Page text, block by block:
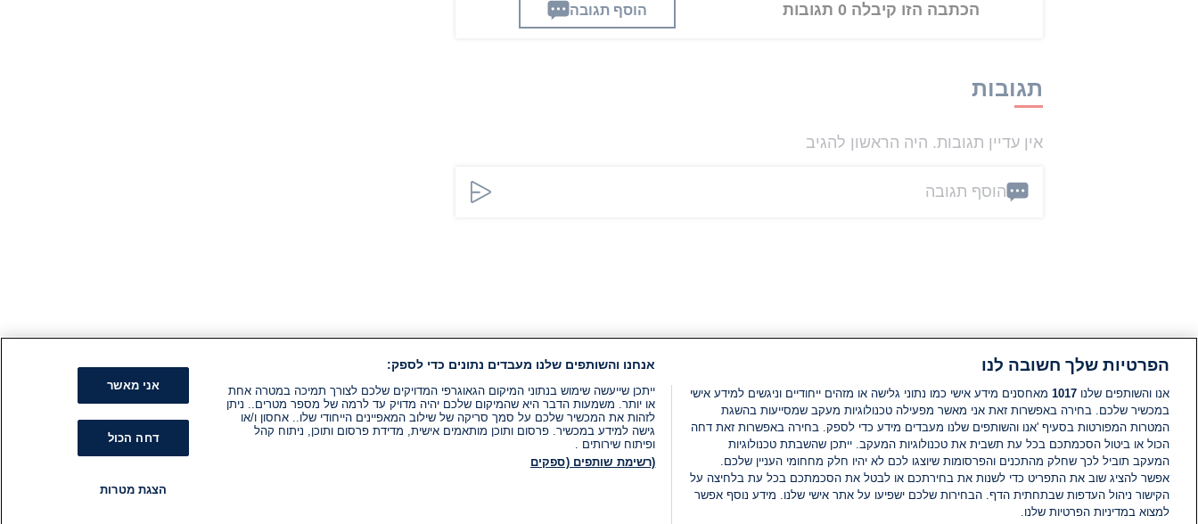
הכתבה הזו קיבלה 0 תגובות הוסף תגובה
תגובות
אין עדיין תגובות. היה הראשון להגיב
הוסף תגובה
הפרטיות שלך חשובה לנו
אנו והשותפים שלנו 1017 מאחסנים מידע אישי כמו נתוני גלישה או מזהים ייחודיים וניגשים למידע אישי
במכשיר שלכם. בחירה באפשרות זאת אני מאשר מפעילה טכנולוגיות מעקב שמסייעות בהשגת
המטרות המפורטות בסעיף 'אנו והשותפים שלנו מעבדים מידע כדי לספק. בחירה באפשרות זאת דחה
הכול או ביטול הסכמתכם בכל עת תשבית את טכנולוגיות המעקב. ייתכן שהשבתת טכנולוגיות
המעקב תוביל לכך שחלק מהתכנים והפרסומות שיוצגו לכם לא יהיו חלק מחחומי העניין שלכם.
אפשר להציג שוב את התפריט כדי לשנות את בחירתכם או לבטל את הסכמתכם בכל עת בלחיצה על
הקישור ניהול העדפות שבתחתית הדף. הבחירות שלכם ישפיעו על אתר אישי שלנו. מידע נוסף אפשר
למצוא במדיניות הפרטיות שלנו.
אנחנו והשותפים שלנו מעבדים נתונים כדי לספק:
ייתכן שייעשה שימוש בנתוני המיקום הגאוגרפי המדויקים שלכם לצורך תמיכה במטרה אחת
או יותר. משמעות הדבר היא שהמיקום שלכם יהיה מדויק עד לרמה של מספר מטרים.. ניתן
לזהות את המכשיר שלכם על סמך סריקה של שילוב המאפיינים הייחודי שלו.. אחסון ו/או
גישה למידע במכשיר. פרסום ותוכן מותאמים אישית, מדידת פרסום ותוכן, ניתוח קהל
ופיתוח שירותים .
(רשימת שותפים (ספקים
אני מאשר
דחה הכול
הצגת מטרות